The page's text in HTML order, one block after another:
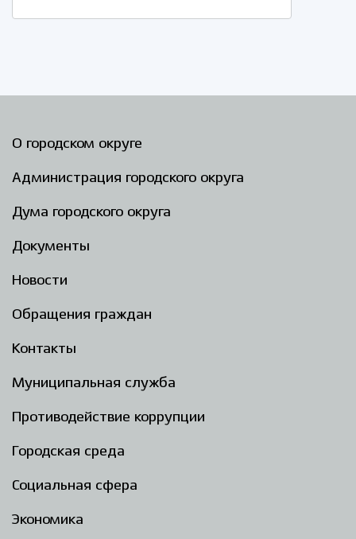
О городском округе
Администрация городского округа
Дума городского округа
Документы
Новости
Обращения граждан
Контакты
Муниципальная служба
Противодействие коррупции
Городская среда
Социальная сфера
Экономика